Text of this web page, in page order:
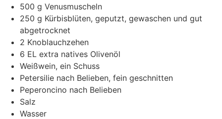
500 g Venusmuscheln
250 g Kürbisblüten, geputzt, gewaschen und gut
abgetrocknet
2 Knoblauchzehen
6 EL extra natives Olivenöl
Weißwein, ein Schuss
Petersilie nach Belieben, fein geschnitten
Peperoncino nach Belieben
Salz
Wasser